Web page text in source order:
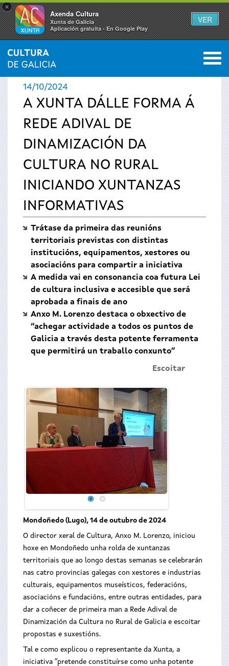
×
Axenda Cultura
Xunta de Galicia
Aplicación gratuíta - En Google Play
VER
Vostede
está
aquí
INICIO › ACTUALIDADE 0
14/10/2024
A XUNTA DÁLLE FORMA Á
REDE ADIVAL DE
DINAMIZACIÓN DA
CULTURA NO RURAL
INICIANDO XUNTANZAS
INFORMATIVAS
Trátase da primeira das reunións
territoriais previstas con distintas
institucións, equipamentos, xestores ou
asociacións para compartir a iniciativa
A medida vai en consonancia coa futura Lei
de cultura inclusiva e accesible que será
aprobada a finais de ano
Anxo M. Lorenzo destaca o obxectivo de
“achegar actividade a todos os puntos de
Galicia a través desta potente ferramenta
que permitirá un traballo conxunto”
Escoitar
Mondoñedo (Lugo), 14 de outubro de 2024
O director xeral de Cultura, Anxo M. Lorenzo, iniciou
hoxe en Mondoñedo unha rolda de xuntanzas
territoriais que ao longo destas semanas se celebrarán
nas catro provincias galegas con xestores e industrias
culturais, equipamentos museísticos, federacións,
asociacións e fundacións, entre outras entidades, para
dar a coñecer de primeira man a Rede Adival de
Dinamización da Cultura no Rural de Galicia e escoitar
propostas e suxestións.
Tal e como explicou o representante da Xunta, a
iniciativa “pretende constituírse como unha potente